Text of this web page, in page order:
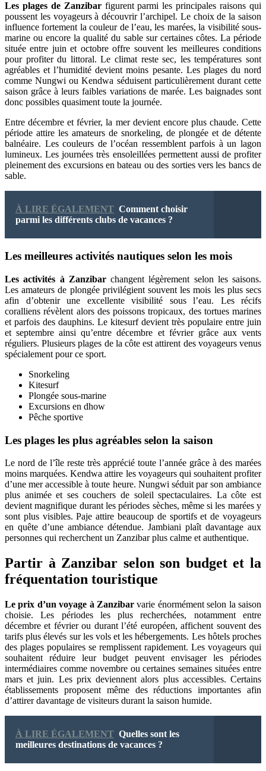
Les plages de Zanzibarfigurent parmi les principales raisons qui
poussent les voyageurs à découvrir l’archipel. Le choix de la saison
influence fortement la couleur de l’eau, les marées, la visibilité sous-
marine ou encore la qualité du sable sur certaines côtes. La période
située entre juin et octobre offre souvent les meilleures conditions
pour profiter du littoral. Le climat reste sec, les températures sont
agréables et l’humidité devient moins pesante. Les plages du nord
comme Nungwi ou Kendwa séduisent particulièrement durant cette
saison grâce à leurs faibles variations de marée. Les baignades sont
donc possibles quasiment toute la journée.
Entre décembre et février, la mer devient encore plus chaude. Cette
période attire les amateurs de snorkeling, de plongée et de détente
balnéaire. Les couleurs de l’océan ressemblent parfois à un lagon
lumineux. Les journées très ensoleillées permettent aussi de profiter
pleinement des excursions en bateau ou des sorties vers les bancs de
sable.
À LIRE ÉGALEMENT Comment choisir
parmi les différents clubs de vacances ?
Les meilleures activités nautiques selon les mois
Les activités à Zanzibarchangent légèrement selon les saisons.
Les amateurs de plongée privilégient souvent les mois les plus secs
afin d’obtenir une excellente visibilité sous l’eau. Les récifs
coralliens révèlent alors des poissons tropicaux, des tortues marines
et parfois des dauphins. Le kitesurf devient très populaire entre juin
et septembre ainsi qu’entre décembre et février grâce aux vents
réguliers. Plusieurs plages de la côte est attirent des voyageurs venus
spécialement pour ce sport.
Snorkeling
Kitesurf
Plongée sous-marine
Excursions en dhow
Pêche sportive
Les plages les plus agréables selon la saison
Le nord de l’île reste très apprécié toute l’année grâce à des marées
moins marquées. Kendwa attire les voyageurs qui souhaitent profiter
d’une mer accessible à toute heure. Nungwi séduit par son ambiance
plus animée et ses couchers de soleil spectaculaires. La côte est
devient magnifique durant les périodes sèches, même si les marées y
sont plus visibles. Paje attire beaucoup de sportifs et de voyageurs
en quête d’une ambiance détendue. Jambiani plaît davantage aux
personnes qui recherchent un Zanzibar plus calme et authentique.
Partir à Zanzibar selon son budget et la
fréquentation touristique
Le prix d’un voyage à Zanzibar varie énormément selon la saison
choisie. Les périodes les plus recherchées, notamment entre
décembre et février ou durant l’été européen, affichent souvent des
tarifs plus élevés sur les vols et les hébergements. Les hôtels proches
des plages populaires se remplissent rapidement. Les voyageurs qui
souhaitent réduire leur budget peuvent envisager les périodes
intermédiaires comme novembre ou certaines semaines situées entre
mars et juin. Les prix deviennent alors plus accessibles. Certains
établissements proposent même des réductions importantes afin
d’attirer davantage de visiteurs durant la saison humide.
À LIRE ÉGALEMENT Quelles sont les
meilleures destinations de vacances ?